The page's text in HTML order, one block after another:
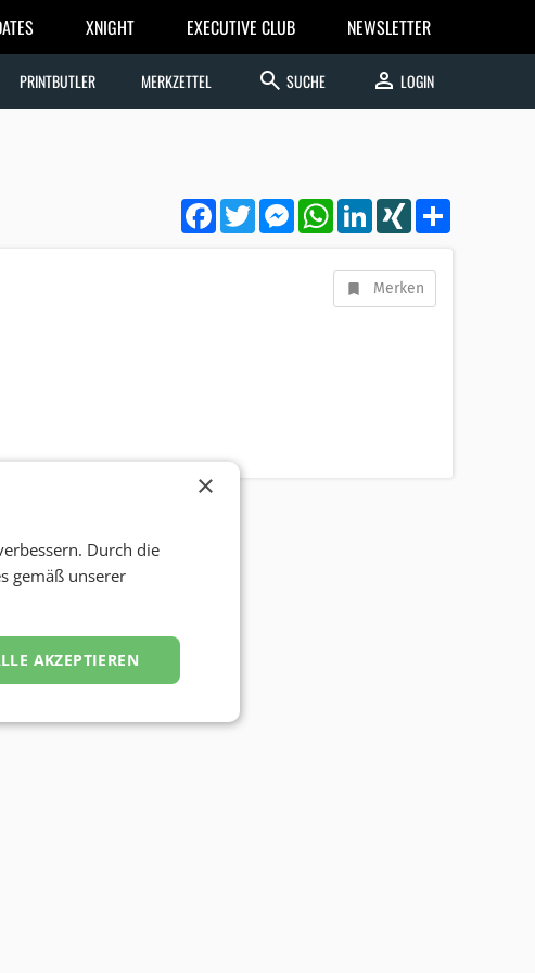
XNIGHT EXECUTIVE CLUB NEWSLETTER
PRINTBUTLER MERKZETTEL search SUCHE person LOGIN
FacebookTwitterMessengerWhatsApp
LinkedInXING
Merken
×
Durch die
gemäß unserer
AKZEPTIEREN